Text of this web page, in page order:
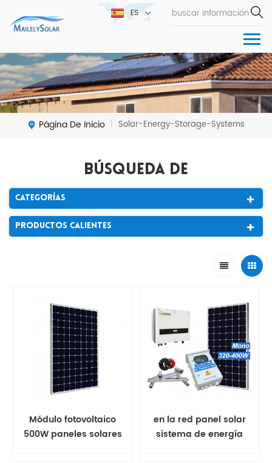
ES
Página De Inicio | Solar-Energy-Storage-Systems
Búsqueda De
Categorías
Productos Calientes
Módulo fotovoltaico
500W paneles solares
en la red panel solar
sistema de energía